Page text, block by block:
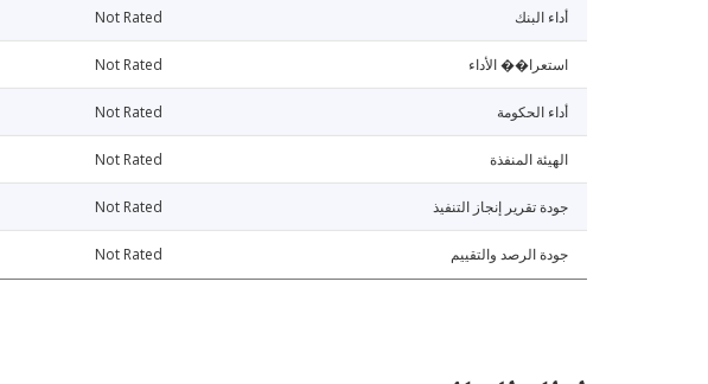
أداء البنك Not Rated
استعرا�� الأداء Not Rated
أداء الحكومة Not Rated
الهيئة المنفذة Not Rated
جودة تقرير إنجاز التنفيذ Not Rated
جودة الرصد والتقييم Not Rated